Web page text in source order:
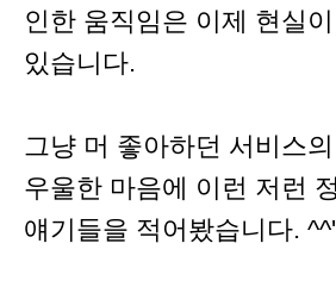
인한 움직임은 이제 현실
있습니다.
그냥 머 좋아하던 서비스
우울한 마음에 이런 저런
얘기들을 적어봤습니다.